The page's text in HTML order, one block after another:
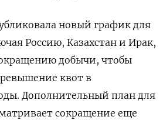
новый график для
Россию, Казахстан и Ирак,
добычи, чтобы
квот в
Дополнительный план для
сокращение еще